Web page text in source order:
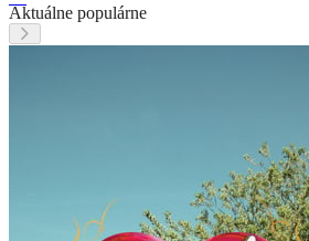
Aktuálne populárne